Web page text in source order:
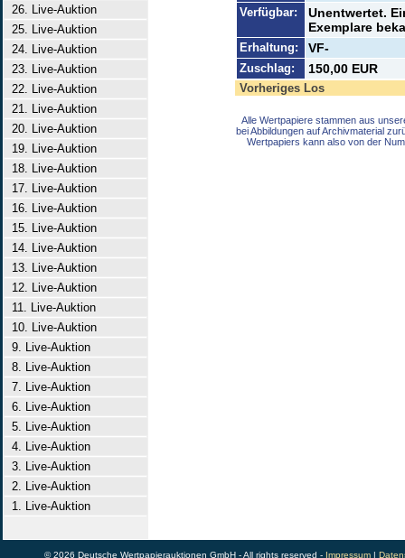
26. Live-Auktion
25. Live-Auktion
24. Live-Auktion
23. Live-Auktion
22. Live-Auktion
21. Live-Auktion
20. Live-Auktion
19. Live-Auktion
18. Live-Auktion
17. Live-Auktion
16. Live-Auktion
15. Live-Auktion
14. Live-Auktion
13. Live-Auktion
12. Live-Auktion
11. Live-Auktion
10. Live-Auktion
9. Live-Auktion
8. Live-Auktion
7. Live-Auktion
6. Live-Auktion
5. Live-Auktion
4. Live-Auktion
3. Live-Auktion
2. Live-Auktion
1. Live-Auktion
Verfügbar:
Unentwertet.
Exemplare
Erhaltung: VF-
Zuschlag: 150,00 EUR
Vorheriges Los
Alle Wertpapiere stammen aus
bei Abbildungen auf Archivmaterial
Wertpapiers kann also von der
© 2026 Deutsche Wertpapierauktionen GmbH - All rights reserved - Impressum|